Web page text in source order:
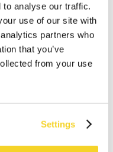
to analyse our traffic.
use of our site with
partners who
that you’ve
from your use
Settings